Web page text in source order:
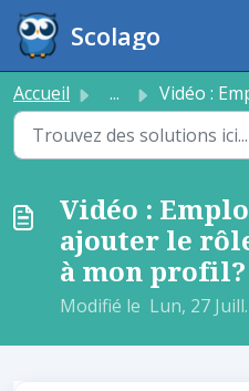
Passer au contenu principal
Scolago
Accueil ... Vidéo : Employé - Comment ajouter
Vidéo :
ajouter le
à mon profil?
Modifié le Lun, 27 Juill.